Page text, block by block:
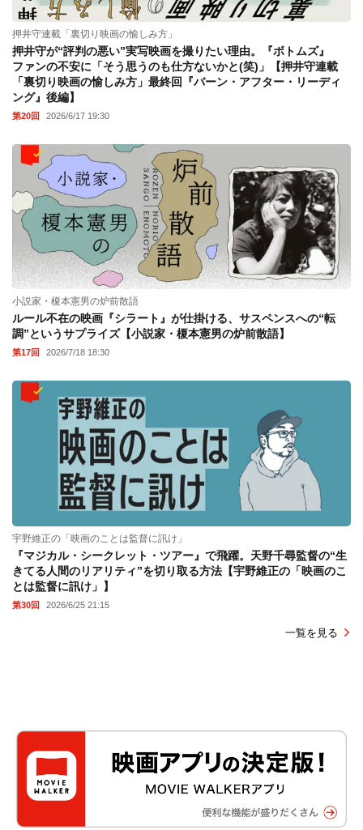
押井守連載「裏切り映画の愉しみ方」
押井守が“評判の悪い”実写映画を撮りたい理由。『ボトムズ』
ファンの不安に「そう思うのも仕方ないかと(笑)」【押井守連載
「裏切り映画の愉しみ方」最終回『バーン・アフター・リーディ
ング』後編】
第20回 2026/6/17 19:30
小説家・榎本憲男の炉前散語
ルール不在の映画『シラート』が仕掛ける、サスペンスへの“転
調”というサプライズ【小説家・榎本憲男の炉前散語】
第17回 2026/7/18 18:30
宇野維正の「映画のことは監督に訊け」
『マジカル・シークレット・ツアー』で飛躍。天野千尋監督の“生
きてる人間のリアリティ”を切り取る方法【宇野維正の「映画のこ
とは監督に訊け」】
第30回 2026/6/25 21:15
一覧を見る